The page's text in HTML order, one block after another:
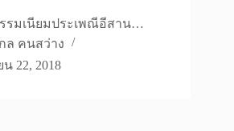
รมเนียมประเพณีอีสาน…
ล คนสว่าง
22, 2018